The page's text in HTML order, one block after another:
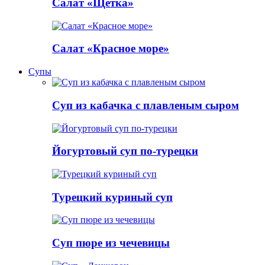
Салат «Щетка»
Салат «Красное море»
Супы
Суп из кабачка с плавленым сыром
Йогуртовый суп по-турецки
Турецкий куриный суп
Суп пюре из чечевицы